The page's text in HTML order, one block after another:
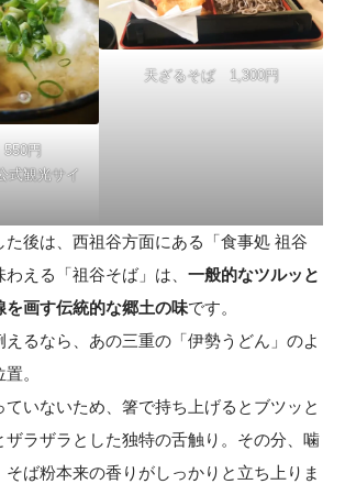
円
式観光サイ
天ざるそば 1,300円
た後は、西祖谷方面にある「食事処 祖谷
える「祖谷そば」は、 一般的なツルッと
を画す伝統的な郷土の味です。
えるなら、あの三重の「伊勢うどん」のよ
。
いないため、箸で持ち上げるとブツッと
ザラザラとした独特の舌触り。その分、噛
ば粉本来の香りがしっかりと立ち上りま